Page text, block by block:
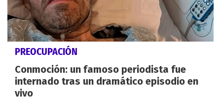
PREOCUPACIÓN
Conmoción: un famoso periodista fue
internado tras un dramático episodio en
vivo